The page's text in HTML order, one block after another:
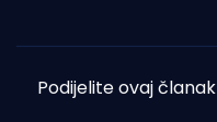
Podijelite ovaj članak